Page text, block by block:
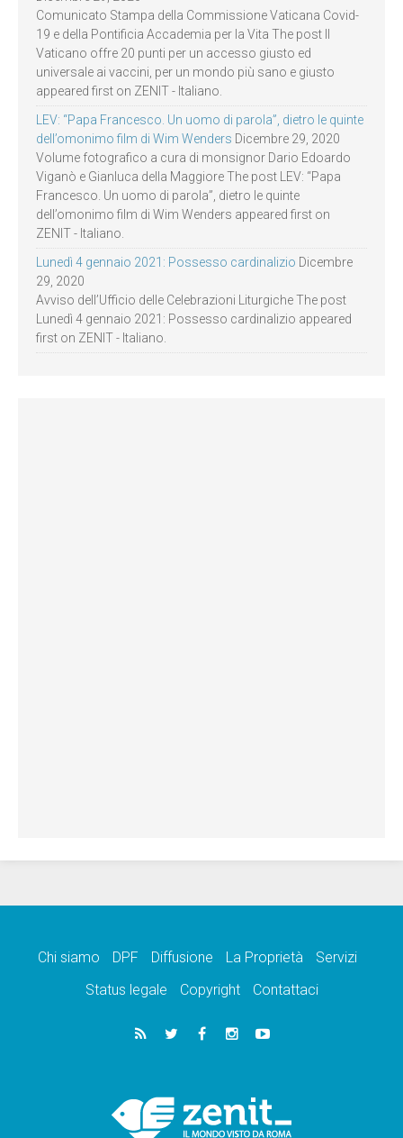
Comunicato Stampa della Commissione Vaticana Covid-
19 e della Pontificia Accademia per la Vita The post Il
Vaticano offre 20 punti per un accesso giusto ed
universale ai vaccini, per un mondo più sano e giusto
appeared first on ZENIT - Italiano.
LEV: “Papa Francesco. Un uomo di parola”, dietro le quinte
dell’omonimo film di Wim Wenders Dicembre 29, 2020
Volume fotografico a cura di monsignor Dario Edoardo
Viganò e Gianluca della Maggiore The post LEV: “Papa
Francesco. Un uomo di parola”, dietro le quinte
dell’omonimo film di Wim Wenders appeared first on
ZENIT - Italiano.
Lunedì 4 gennaio 2021: Possesso cardinalizio Dicembre
29, 2020
Avviso dell’Ufficio delle Celebrazioni Liturgiche The post
Lunedì 4 gennaio 2021: Possesso cardinalizio appeared
first on ZENIT - Italiano.
Chi siamo DPF Diffusione La Proprietà
Servizi
Status legale
Copyright Contattaci